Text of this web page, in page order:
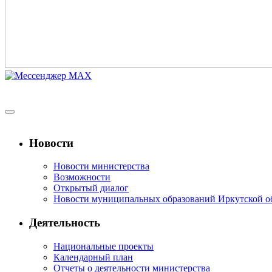
Новости
Новости министерства
Возможности
Открытый диалог
Новости муниципальных образований Иркутской
Деятельность
Национальные проекты
Календарный план
Отчеты о деятельности министерства